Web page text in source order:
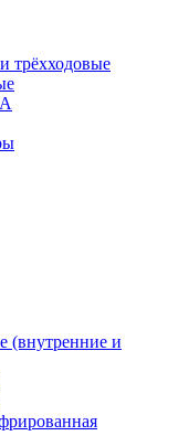
трёхходовые
(внутренние и